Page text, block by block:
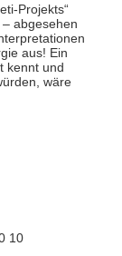
Projekts“
abgesehen
aus! Ein
kennt und
wäre
10